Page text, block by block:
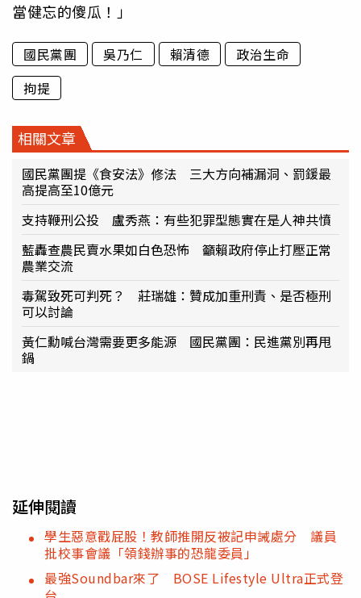
當健忘的傻瓜！」
國民黨團 吳乃仁 賴清德
政治生命
拘提
相關文章
國民黨團提《食安法》修法 三大方向補漏洞、罰鍰最
高提高至10億元
支持鞭刑公投 盧秀燕：有些犯罪型態實在是人神共憤
藍轟查農民賣水果如白色恐怖 籲賴政府停止打壓正常
農業交流
毒駕致死可判死？ 莊瑞雄：贊成加重刑責、是否極刑
可以討論
黃仁勳喊台灣需要更多能源 國民黨團：民進黨別再甩
鍋
延伸閱讀
學生惡意戳屁股！教師推開反被記申誡處分 議員
批校事會議「領錢辦事的恐龍委員」
最強Soundbar來了 BOSE Lifestyle Ultra正式登